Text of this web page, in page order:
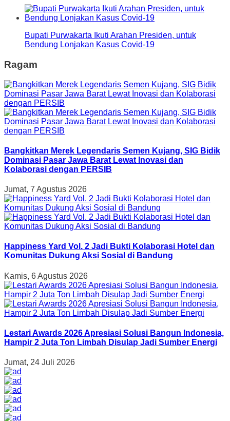
Bupati Purwakarta Ikuti Arahan Presiden, untuk
Bendung Lonjakan Kasus Covid-19
Ragam
Bangkitkan Merek Legendaris Semen Kujang, SIG Bidik
Dominasi Pasar Jawa Barat Lewat Inovasi dan
Kolaborasi dengan PERSIB
Jumat, 7 Agustus 2026
Happiness Yard Vol. 2 Jadi Bukti Kolaborasi Hotel dan
Komunitas Dukung Aksi Sosial di Bandung
Kamis, 6 Agustus 2026
Lestari Awards 2026 Apresiasi Solusi Bangun Indonesia,
Hampir 2 Juta Ton Limbah Disulap Jadi Sumber Energi
Jumat, 24 Juli 2026